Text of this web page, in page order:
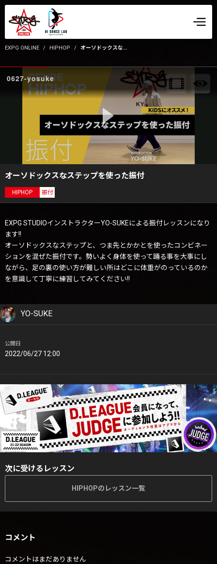
EXPG ONLINE HIPHOP オーソドックスなステップを使った振付
0627-yosuke
オーソドックスなステップを使った振付
HIPHOP 振付
EXPG STUDIOインストラクターYO-SUKEによる振付レッスンになり
ます!!
オーソドックスなステップと、つま先とかかとを使ったコンビネー
ションを混ぜた振付です。勢いよく身体を使って踊る事を大事にし
ながら、足の裏の使い方が難しい所はどこに体重がのっているのか
を意識して丁寧に練習してみてください!!
YO-SUKE
公開日
2022/06/27 12:00
次に受けるレッスン
HIPHOPのレッスン一覧
コメント
コメントはまだありません